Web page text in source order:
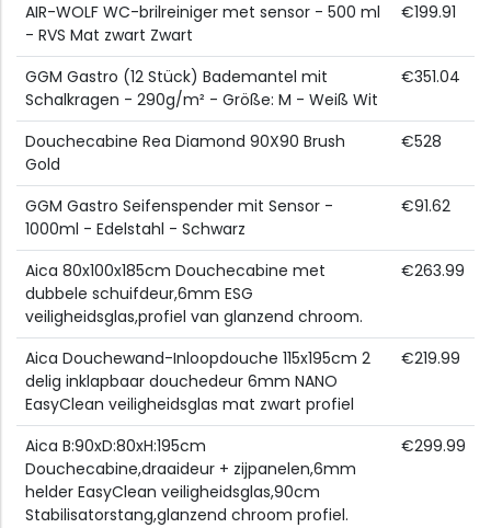
AIR-WOLF WC-brilreiniger met sensor - 500 ml
- RVS Mat zwart Zwart
€199.91
GGM Gastro (12 Stück) Bademantel mit
Schalkragen - 290g/m² - Größe: M - Weiß Wit
€351.04
Douchecabine Rea Diamond 90X90 Brush
Gold
€528
GGM Gastro Seifenspender mit Sensor -
1000ml - Edelstahl - Schwarz
€91.62
Aica 80x100x185cm Douchecabine met
dubbele schuifdeur,6mm ESG
veiligheidsglas,profiel van glanzend chroom.
€263.99
Aica Douchewand-Inloopdouche 115x195cm 2
delig inklapbaar douchedeur 6mm NANO
EasyClean veiligheidsglas mat zwart profiel
€219.99
Aica B:90xD:80xH:195cm
Douchecabine,draaideur + zijpanelen,6mm
helder EasyClean veiligheidsglas,90cm
Stabilisatorstang,glanzend chroom profiel.
€299.99